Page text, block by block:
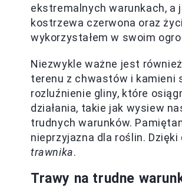
ekstremalnych warunkach,
kostrzewa czerwona oraz
wykorzystałem w swoim
Niezwykle ważne jest również
terenu z chwastów i kamieni
rozluźnienie gliny, które
działania, takie jak wysiew
trudnych warunków.
nieprzyjazna dla roślin.
trawnika.
Trawy na trudne